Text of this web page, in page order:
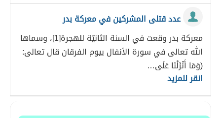
عدد قتلى المشركين في معركة بدر
معركة بدر وقعت في السنة الثانيّة للهجرة[1]، وسماها
الله تعالى في سورة الأنفال بيوم الفرقان قال تعالى:
(وَمَا أَنْزَلْنَا عَلَى…
انقر للمزيد